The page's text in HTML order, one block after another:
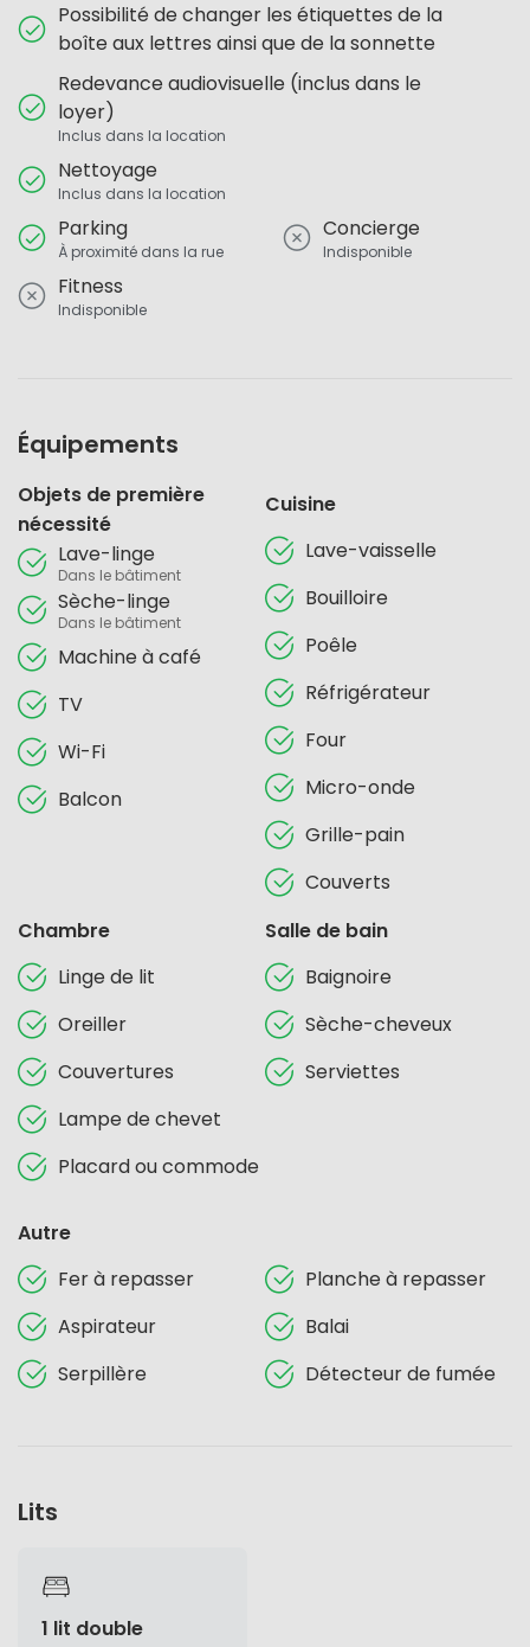
Possibilité de changer les étiquettes de la
boîte aux lettres ainsi que de la sonnette
Redevance audiovisuelle (inclus dans le
loyer)
Inclus dans la location
Nettoyage
Inclus dans la location
Parking
À proximité dans la rue
Concierge
Indisponible
Fitness
Indisponible
Équipements
Objets de première
nécessité
Lave-linge
Dans le bâtiment
Sèche-linge
Dans le bâtiment
Machine à café
TV
Wi-Fi
Balcon
Cuisine
Lave-vaisselle
Bouilloire
Poêle
Réfrigérateur
Four
Micro-onde
Grille-pain
Couverts
Chambre
Linge de lit
Oreiller
Couvertures
Lampe de chevet
Placard ou commode
Salle de bain
Baignoire
Sèche-cheveux
Serviettes
Autre
Fer à repasser
Planche à repasser
Aspirateur
Balai
Serpillère
Détecteur de fumée
Lits
1 lit double